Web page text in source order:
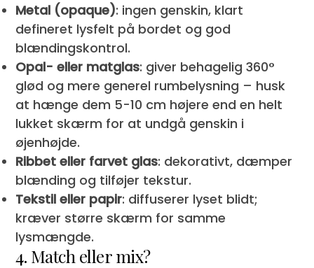
Metal (opaque): ingen genskin, klart
defineret lysfelt på bordet og god
blændingskontrol.
Opal- eller matglas: giver behagelig 360°
glød og mere generel rumbelysning – husk
at hænge dem 5-10 cm højere end en helt
lukket skærm for at undgå genskin i
øjenhøjde.
Ribbet eller farvet glas: dekorativt, dæmper
blænding og tilføjer tekstur.
Tekstil eller papir: diffuserer lyset blidt;
kræver større skærm for samme
lysmængde.
4. Match eller mix?